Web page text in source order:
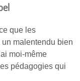
que les
un malentendu bien
moi-même
pédagogies qui